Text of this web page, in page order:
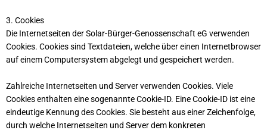
3. Cookies
Die Internetseiten der Solar-Bürger-Genossenschaft eG verwenden
Cookies. Cookies sind Textdateien, welche über einen Internetbrowser
auf einem Computersystem abgelegt und gespeichert werden.
Zahlreiche Internetseiten und Server verwenden Cookies. Viele
Cookies enthalten eine sogenannte Cookie-ID. Eine Cookie-ID ist eine
eindeutige Kennung des Cookies. Sie besteht aus einer Zeichenfolge,
durch welche Internetseiten und Server dem konkreten